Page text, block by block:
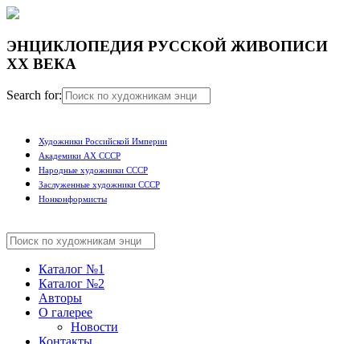
ЭНЦИКЛОПЕДИЯ РУССКОЙ ЖИВОПИСИ
ХХ ВЕКА
Search for:
Художники Российской Империи
Академики АХ СССР
Народные художники СССР
Заслуженные художники СССР
Нонконформисты
Каталог №1
Каталог №2
Авторы
О галерее
Новости